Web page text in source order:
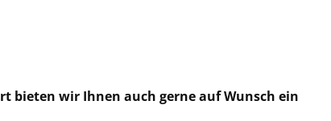
bieten wir Ihnen auch gerne auf Wunsch ein